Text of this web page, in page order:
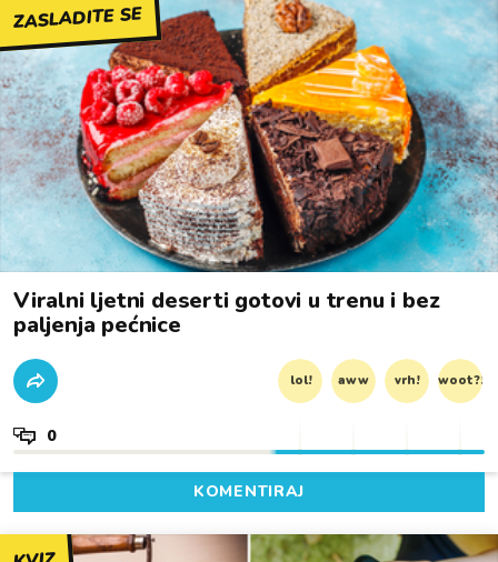
ZASLADITE SE
Viralni ljetni deserti gotovi u trenu i bez
paljenja pećnice
lol! aww vrh! woot?!
0
KOMENTIRAJ